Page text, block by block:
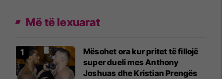
Më të lexuarat
Mësohet ora kur pritet të fillojë
super dueli mes Anthony
Joshuas dhe Kristian Prengës